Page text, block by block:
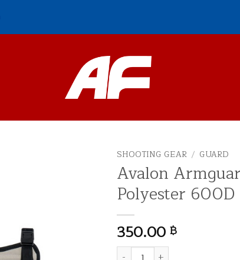
SHOOTING GEAR / GUARD
Avalon
Polyester 600D
350.00 ฿
จำนวน Avalon Armguard